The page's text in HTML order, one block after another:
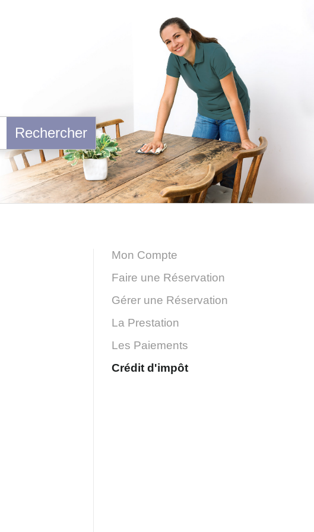
Rechercher
Mon Compte
Faire une Réservation
Gérer une Réservation
La Prestation
Les Paiements
Crédit d'impôt